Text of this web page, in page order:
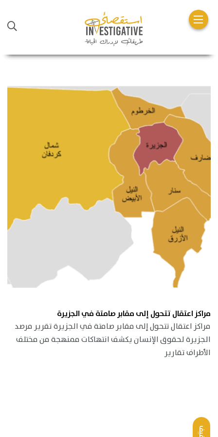
مراكز اعتقال تتحول إلى مقابر صامتة في الجزيرة
مراكز اعتقال تتحول إلى مقابر صامتة في الجزيرة تقرير مرصد
الجزيرة لحقوق الإنسان يكشف انتهاكات ممنهجة من مختلف
الأطراف تقارير